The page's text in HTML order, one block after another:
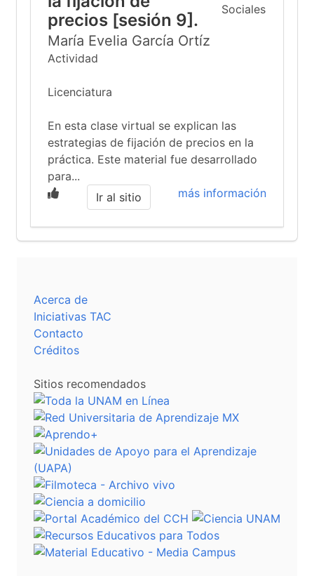
precios [sesión 9].
María Evelia García Ortíz
Actividad
Licenciatura
En esta clase virtual se explican las
estrategias de fijación de precios en la
práctica. Este material fue desarrollado
para...
más información
Ir al sitio
Acerca de
Iniciativas TAC
Contacto
Créditos
Sitios recomendados